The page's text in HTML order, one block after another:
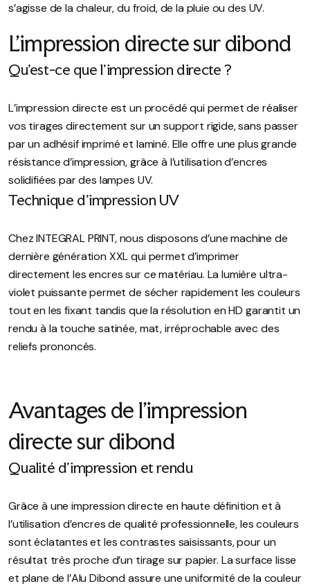
s’agisse de la chaleur, du froid, de la pluie ou des UV.
L’impression directe sur dibond
Qu’est-ce que l’impression directe ?
L’impression directe est un procédé qui permet de réaliser
vos tirages directement sur un support rigide, sans passer
par un adhésif imprimé et laminé. Elle offre une plus grande
résistance d’impression, grâce à l’utilisation d’encres
solidifiées par des lampes UV.
Technique d’impression UV
Chez INTEGRAL PRINT, nous disposons d’une machine de
dernière génération XXL qui permet d’imprimer
directement les encres sur ce matériau. La lumière ultra-
violet puissante permet de sécher rapidement les couleurs
tout en les fixant tandis que la résolution en HD garantit un
rendu à la touche satinée, mat, irréprochable avec des
reliefs prononcés.
Avantages de l’impression
directe sur dibond
Qualité d’impression et rendu
Grâce à une impression directe en haute définition et à
l’utilisation d’encres de qualité professionnelle, les couleurs
sont éclatantes et les contrastes saisissants, pour un
résultat très proche d’un tirage sur papier. La surface lisse
et plane de l’Alu Dibond assure une uniformité de la couleur